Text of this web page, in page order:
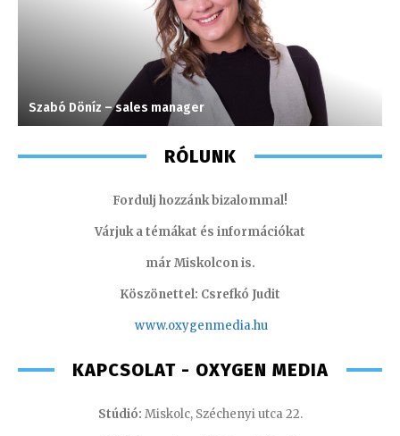
Szabó Döníz – sales manager
RÓLUNK
Fordulj hozzánk bizalommal!
Várjuk a témákat és információkat
már Miskolcon is.
Köszönettel: Csrefkó Judit
www.oxygenmedia.hu
KAPCSOLAT - OXYGEN MEDIA
Stúdió: Miskolc, Széchenyi utca 22.